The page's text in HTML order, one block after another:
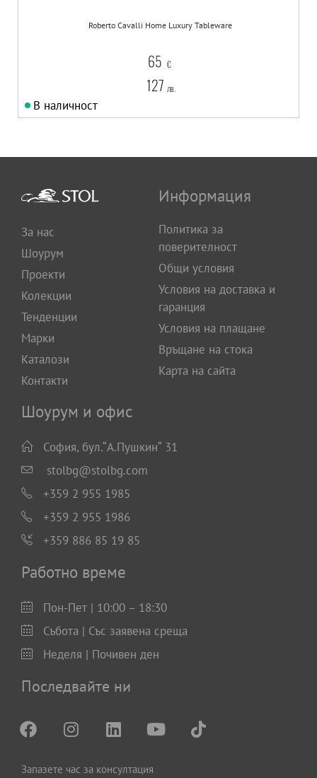
Roberto Cavalli Home Luxury Tableware
65 €
127 лв.
В наличност
За нас
Шоурум
Проекти
Колекции
Тенденции
Марки
Каталози
Контакти
Информация
Политика за
поверителност
Общи условия
Условия на доставка и
гаранция
Условия на плащане
Връщане на стока
Карта на сайта
Шоурум и офис
София, бул.“А.Пушкин“ 31
stolbg@stolbg.com
+359 2 955 1985
+359 2 955 1986
+359 886 85 19 85
Работно време
Пон-Пет | 10:00 – 18:30
Събота | Със заявена среща
Неделя | Почивен ден
Последвайте ни
Запазете час за консултация